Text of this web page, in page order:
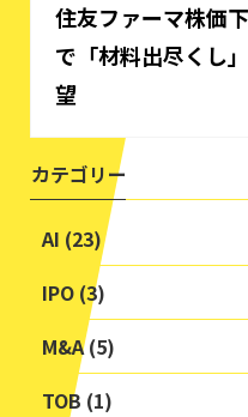
住友ファーマ株価
で「材料出尽くし
望
カテゴリー
AI (23)
IPO (3)
M&A (5)
TOB (1)